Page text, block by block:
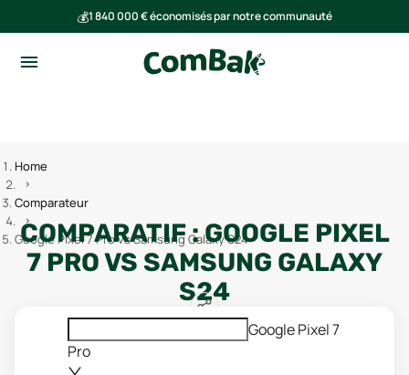
💰1 840 000 € économisés par notre communauté
Home
Comparateur
Google Pixel 7 Pro vs Samsung Galaxy S24
COMPARATIF :GOOGLE PIXEL
7 PROVS SAMSUNG GALAXY
S24
Google Pixel 7
Pro